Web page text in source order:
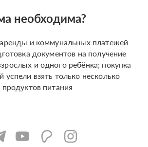
необходима?
и коммунальных платежей
документов на получение
и одного ребёнка; покупка
взять только несколько
питания